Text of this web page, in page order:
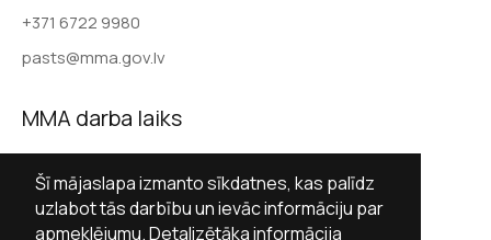
Šī mājaslapa izmanto sīkdatnes, kas palīdz
uzlabot tās darbību un ievāc informāciju par
apmeklējumu. Detalizētāka informācija
+371 6722 9980
pasts@mma.gov.lv
MMA darba laiks
Sestdienās slēgts